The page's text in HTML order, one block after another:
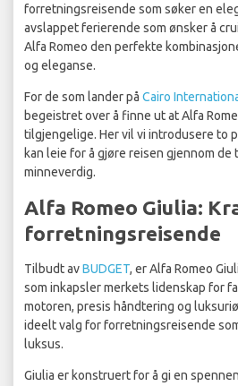
forretningsreisende som søker en
avslappet ferierende som ønsker å
Alfa Romeo den perfekte
og eleganse.
For de som lander på Cairo
begeistret over å finne ut at Alfa
tilgjengelige. Her vil vi introdusere to
kan leie for å gjøre reisen gjennom de
minneverdig.
Alfa Romeo Giulia:
forretningsreisende
Tilbudt avBUDGET, er Alfa Romeo
som inkapsler merkets lidenskap for
motoren, presis håndtering og
ideelt valg for forretningsreisende
luksus.
Giulia er konstruert for å gi en